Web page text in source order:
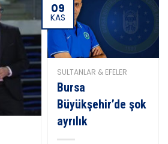
09
KAS
SULTANLAR & EFELER
Bursa
Büyükşehir’de şok
ayrılık